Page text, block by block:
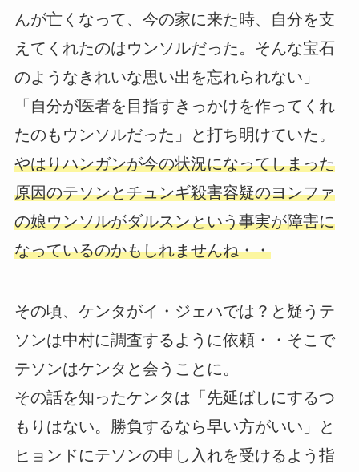
んが亡くなって、今の家に来た時、自分を支
えてくれたのはウンソルだった。そんな宝石
のようなきれいな思い出を忘れられない」
「自分が医者を目指すきっかけを作ってくれ
たのもウンソルだった」と打ち明けていた。
やはりハンガンが今の状況になってしまった
原因のテソンとチュンギ殺害容疑のヨンファ
の娘ウンソルがダルスンという事実が障害に
なっているのかもしれませんね・・
その頃、ケンタがイ・ジェハでは？と疑うテ
ソンは中村に調査するように依頼・・そこで
テソンはケンタと会うことに。
その話を知ったケンタは「先延ばしにするつ
もりはない。勝負するなら早い方がいい」と
ヒョンドにテソンの申し入れを受けるよう指